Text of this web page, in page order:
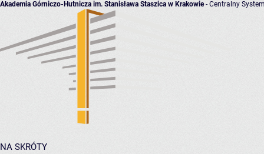
Akademia Górniczo-Hutnicza im. Stanisława Staszica w Krakowie- Centralny
NA SKRÓTY